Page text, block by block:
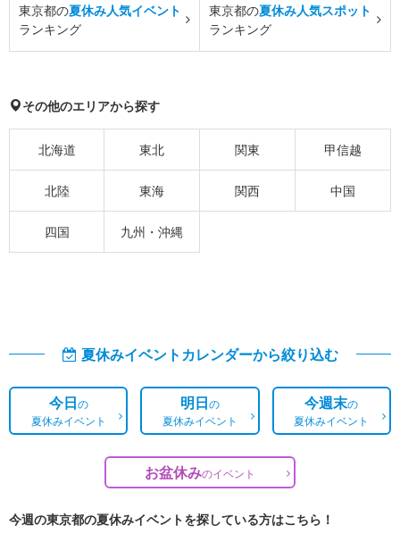
東京都の夏休み人気イベント
ランキング
東京都の夏休み人気スポット
ランキング
その他のエリアから探す
北海道 東北 関東 甲信越
北陸 東海 関西 中国
四国 九州・沖縄
夏休みイベントカレンダーから絞り込む
今日の
夏休みイベント
明日の
夏休みイベント
今週末の
夏休みイベント
お盆休みのイベント
今週の東京都の夏休みイベントを探している方はこちら！